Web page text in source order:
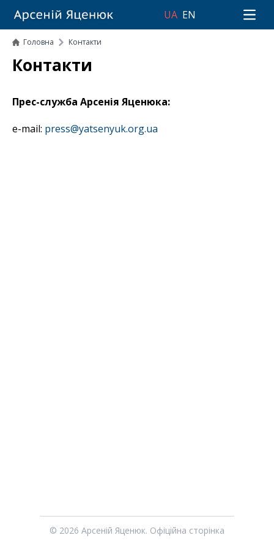
UA EN Open
Головна Контакти
Контакти
Прес-служба Арсенія Яценюка:
e-mail: press@yatsenyuk.org.ua
© 2026 Арсеній Яценюк. Офіційна сторінка